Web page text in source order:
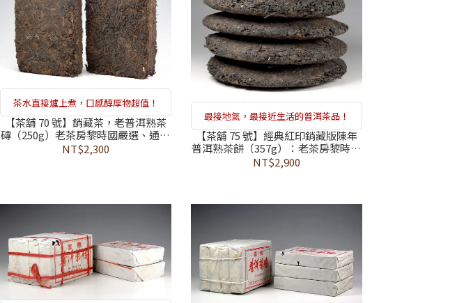
茶水直接爐上煮，口感醇厚物超值！
【茶舖 70 號】銷藏茶，老普洱熟茶
磚（250g）老茶房黎時國嚴選、通過
374 項農藥檢測合格、長煮久沸醇厚
滑順，實惠價格品味老茶，滋補強身
NT$2,300
最接地氣，最接近生活的普洱茶品！
【茶舖 75 號】經典紅印銷藏版陳年
普洱熟茶餅（357g）：老茶房黎時國
嚴選、 通過 374 項農藥檢測合格、高
CP 值滋補強身戰略存糧
NT$2,900